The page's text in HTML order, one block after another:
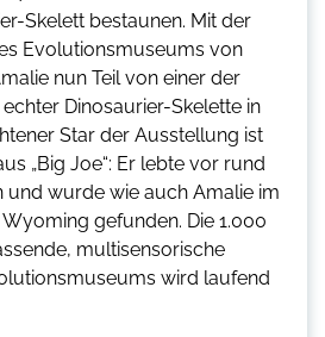
Skelett bestaunen. Mit der
Evolutionsmuseums von
nun Teil von einer der
Dinosaurier-Skelette in
Star der Ausstellung ist
„Big Joe“: Er lebte vor rund
und wurde wie auch Amalie im
gefunden. Die 1.000
multisensorische
wird laufend